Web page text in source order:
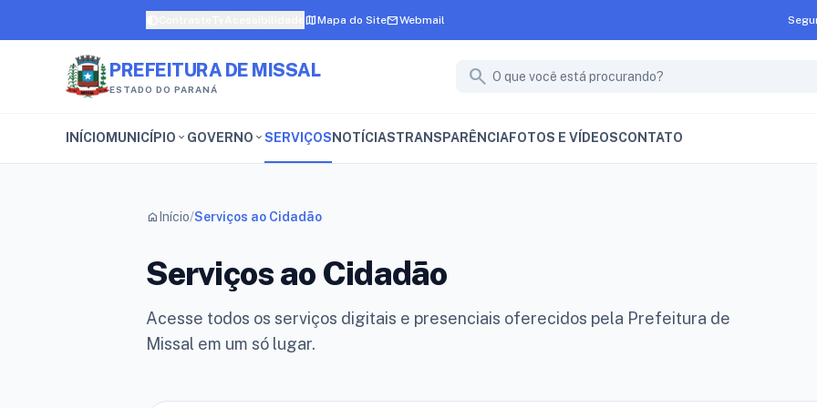
mapMapa do SiteemailWebmail
PREFEITURA DE MISSAL
ESTADO DO PARANÁ search
INÍCIO MUNICÍPIO expand_more GOVERNO expand_more SERVIÇOS NOTÍCIASTRANSPARÊNCIAFOTOS E VÍDEOSCONTATO
home Início/Serviços ao Cidadão
Serviços ao Cidadão
Acesse todos os serviços digitais e presenciais oferecidos pela Prefeitura de
Missal em um só lugar.